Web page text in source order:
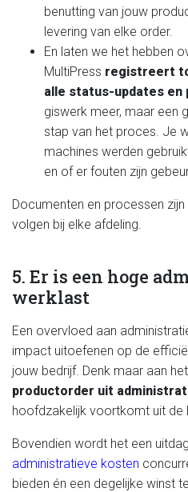
benutting van jouw
levering van elke order.
En laten we het hebben
MultiPress registreert
alle status-updates en
giswerk meer, maar een
stap van het proces. Je
machines werden
en of er fouten zijn
Documenten en processen
volgen bij elke afdeling.
5. Er is een hoge
werklast
Een overvloed aan
impact uitoefenen op de
jouw bedrijf. Denk maar aan
productorder uit
hoofdzakelijk voortkomt uit de
Bovendien wordt het een
administratieve kosten
bieden én een degelijke winst